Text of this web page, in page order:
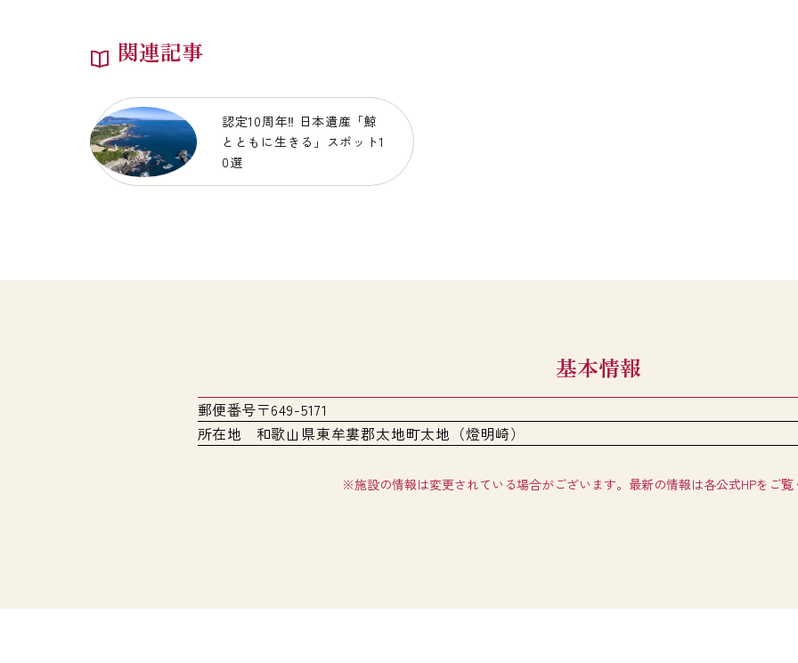
関連記事
認定10周年‼ 日本遺産「鯨
とともに生きる」スポット1
0選
基本情報
郵便番号〒649-5171
所在地
和歌山県東牟婁郡太地町太地（燈明崎）
※施設の情報は変更されている場合がございます。最新の情報は各公式HPをご覧